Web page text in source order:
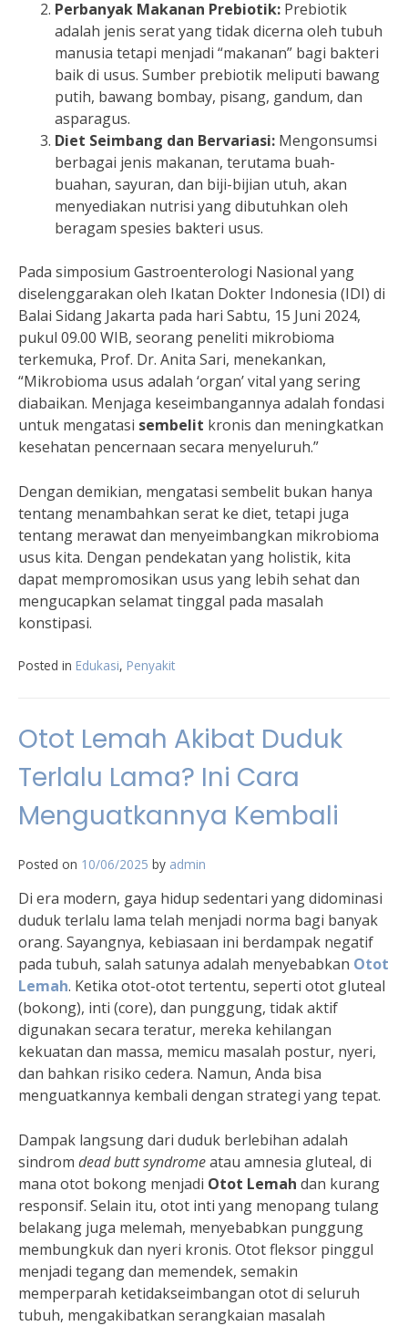
Perbanyak Makanan Prebiotik: Prebiotik
adalah jenis serat yang tidak dicerna oleh tubuh
manusia tetapi menjadi “makanan” bagi bakteri
baik di usus. Sumber prebiotik meliputi bawang
putih, bawang bombay, pisang, gandum, dan
asparagus.
Diet Seimbang dan Bervariasi: Mengonsumsi
berbagai jenis makanan, terutama buah-
buahan, sayuran, dan biji-bijian utuh, akan
menyediakan nutrisi yang dibutuhkan oleh
beragam spesies bakteri usus.
Pada simposium Gastroenterologi Nasional yang
diselenggarakan oleh Ikatan Dokter Indonesia (IDI) di
Balai Sidang Jakarta pada hari Sabtu, 15 Juni 2024,
pukul 09.00 WIB, seorang peneliti mikrobioma
terkemuka, Prof. Dr. Anita Sari, menekankan,
“Mikrobioma usus adalah ‘organ’ vital yang sering
diabaikan. Menjaga keseimbangannya adalah fondasi
untuk mengatasi sembelit kronis dan meningkatkan
kesehatan pencernaan secara menyeluruh.”
Dengan demikian, mengatasi sembelit bukan hanya
tentang menambahkan serat ke diet, tetapi juga
tentang merawat dan menyeimbangkan mikrobioma
usus kita. Dengan pendekatan yang holistik, kita
dapat mempromosikan usus yang lebih sehat dan
mengucapkan selamat tinggal pada masalah
konstipasi.
Posted in Edukasi, Penyakit
Otot Lemah Akibat Duduk
Terlalu Lama? Ini Cara
Menguatkannya Kembali
Posted on 10/06/2025 by admin
Di era modern, gaya hidup sedentari yang didominasi
duduk terlalu lama telah menjadi norma bagi banyak
orang. Sayangnya, kebiasaan ini berdampak negatif
pada tubuh, salah satunya adalah menyebabkan Otot
Lemah. Ketika otot-otot tertentu, seperti otot gluteal
(bokong), inti (core), dan punggung, tidak aktif
digunakan secara teratur, mereka kehilangan
kekuatan dan massa, memicu masalah postur, nyeri,
dan bahkan risiko cedera. Namun, Anda bisa
menguatkannya kembali dengan strategi yang tepat.
Dampak langsung dari duduk berlebihan adalah
sindrom dead butt syndromeatau amnesia gluteal, di
mana otot bokong menjadi Otot Lemah dan kurang
responsif. Selain itu, otot inti yang menopang tulang
belakang juga melemah, menyebabkan punggung
membungkuk dan nyeri kronis. Otot fleksor pinggul
menjadi tegang dan memendek, semakin
memperparah ketidakseimbangan otot di seluruh
tubuh, mengakibatkan serangkaian masalah